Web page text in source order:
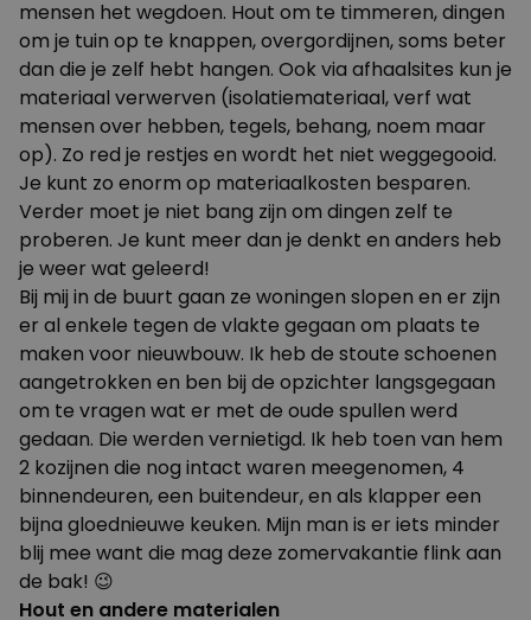
mensen het wegdoen. Hout om te timmeren, dingen
om je tuin op te knappen, overgordijnen, soms beter
dan die je zelf hebt hangen. Ook via afhaalsites kun je
materiaal verwerven (isolatiemateriaal, verf wat
mensen over hebben, tegels, behang, noem maar
op). Zo red je restjes en wordt het niet weggegooid.
Je kunt zo enorm op materiaalkosten besparen.
Verder moet je niet bang zijn om dingen zelf te
proberen. Je kunt meer dan je denkt en anders heb
je weer wat geleerd!
Bij mij in de buurt gaan ze woningen slopen en er zijn
er al enkele tegen de vlakte gegaan om plaats te
maken voor nieuwbouw. Ik heb de stoute schoenen
aangetrokken en ben bij de opzichter langsgegaan
om te vragen wat er met de oude spullen werd
gedaan. Die werden vernietigd. Ik heb toen van hem
2 kozijnen die nog intact waren meegenomen, 4
binnendeuren, een buitendeur, en als klapper een
bijna gloednieuwe keuken. Mijn man is er iets minder
blij mee want die mag deze zomervakantie flink aan
de bak! 😉
Hout en andere materialen